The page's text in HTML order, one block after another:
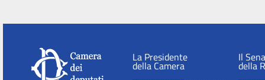
La Presidente
della Camera
Il
della